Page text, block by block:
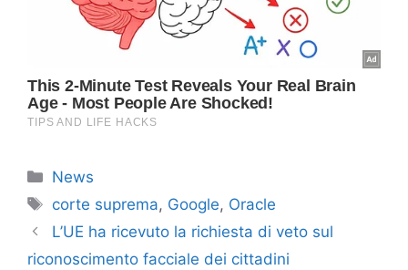
Categorie
News
Tag
corte suprema, Google, Oracle
L’UE ha ricevuto la richiesta di veto sul
riconoscimento facciale dei cittadini